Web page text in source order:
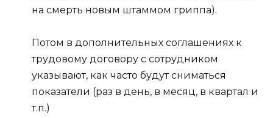
на смерть новым штаммом гриппа).
Потом в дополнительных соглашениях к
трудовому договору с сотрудником
указывают, как часто будут сниматься
показатели (раз в день, в месяц, в квартал и
т.п.)